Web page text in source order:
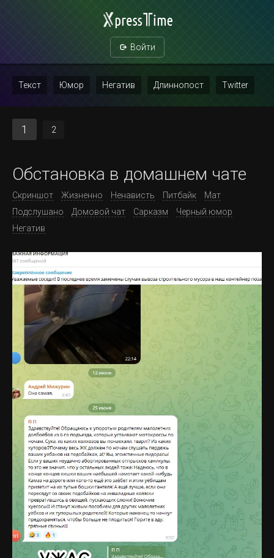
Войти
Текст Юмор Негатив Длиннопост Twitter
1 2
Обстановка в домашнем чате
Скриншот Жизненно Ненависть Питбайк
Мат
Подслушано
Домовой чат Сарказм
Черный юмор
Негатив